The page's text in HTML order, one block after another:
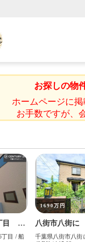
千
お探しの物
ホームページに掲
お手数ですが、